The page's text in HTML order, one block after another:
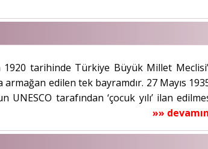
tarihinde Türkiye Büyük Millet
edilen tek bayramdır. 27 Mayıs
tarafından ‘çocuk yılı’ ilan
»»